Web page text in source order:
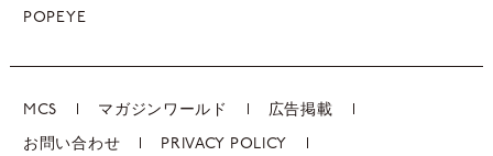
POPEYE
MCS マガジンワールド 広告掲載
お問い合わせ PRIVACY POLICY